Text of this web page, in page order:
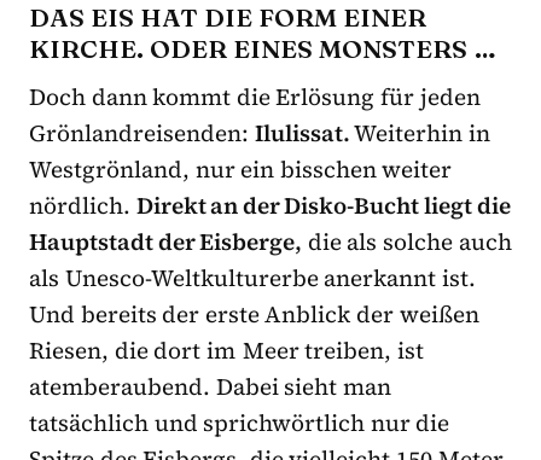
DAS EIS HAT DIE FORM EINER
KIRCHE. ODER EINES MONSTERS …
Doch dann kommt die Erlösung für jeden
Grönlandreisenden: Ilulissat.Weiterhin in
Westgrönland, nur ein bisschen weiter
nördlich. Direkt an der Disko-Bucht liegt die
Hauptstadt der Eisberge, die als solche auch
als Unesco-Weltkulturerbe anerkannt ist.
Und bereits der erste Anblick der weißen
Riesen, die dort im Meer treiben, ist
atemberaubend. Dabei sieht man
tatsächlich und sprichwörtlich nur die